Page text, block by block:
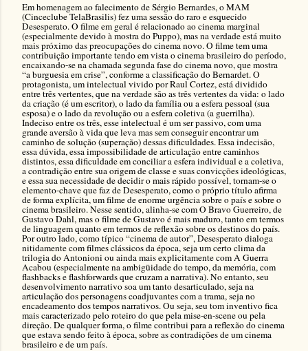
Em homenagem ao falecimento de Sérgio Bernardes, o MAM
(Cinceclube TelaBrasilis) fez uma sessão do raro e esquecido
Desesperato. O filme em geral é relacionado ao cinema marginal
(especialmente devido à mostra do Puppo), mas na verdade está muito
mais próximo das preocupações do cinema novo. O filme tem uma
contribuição importante tendo em vista o cinema brasileiro do período,
encaixando-se na chamada segunda fase do cinema novo, que mostra
“a burguesia em crise”, conforme a classificação do Bernardet. O
protagonista, um intelectual vivido por Raul Cortez, está dividido
entre três vertentes, que na verdade são as três vertentes da vida: o lado
da criação (é um escritor), o lado da família ou a esfera pessoal (sua
esposa) e o lado da revolução ou a esfera coletiva (a guerrilha).
Indeciso entre os três, esse intelectual é um ser passivo, com uma
grande aversão à vida que leva mas sem conseguir encontrar um
caminho de solução (superação) dessas dificuldades. Essa indecisão,
essa dúvida, essa impossibilidade de articulação entre caminhos
distintos, essa dificuldade em conciliar a esfera individual e a coletiva,
a contradição entre sua origem de classe e suas convicções ideológicas,
e essa sua necessidade de decidir o mais rápido possível, tornam-se o
elemento-chave que faz de Desesperato, como o próprio título afirma
de forma explícita, um filme de enorme urgência sobre o país e sobre o
cinema brasileiro. Nesse sentido, alinha-se com O Bravo Guerreiro, de
Gustavo Dahl, mas o filme de Gustavo é mais maduro, tanto em termos
de linguagem quanto em termos de reflexão sobre os destinos do país.
Por outro lado, como típico “cinema de autor”, Desesperato dialoga
nitidamente com filmes clássicos da época, seja um certo clima da
trilogia do Antonioni ou ainda mais explicitamente com A Guerra
Acabou (especialmente na ambigüidade do tempo, da memória, com
flashbacks e flashforwards que cruzam a narrativa). No entanto, seu
desenvolvimento narrativo soa um tanto desarticulado, seja na
articulação dos personagens coadjuvantes com a trama, seja no
encadeamento dos tempos narrativos. Ou seja, seu tom inventivo fica
mais caracterizado pelo roteiro do que pela mise-en-scene ou pela
direção. De qualquer forma, o filme contribui para a reflexão do cinema
que estava sendo feito à época, sobre as contradições de um cinema
brasileiro e de um país.